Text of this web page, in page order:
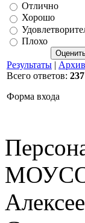
Отлично
Хорошо
Плохо
Результаты |
Всего ответов: 237
Форма входа